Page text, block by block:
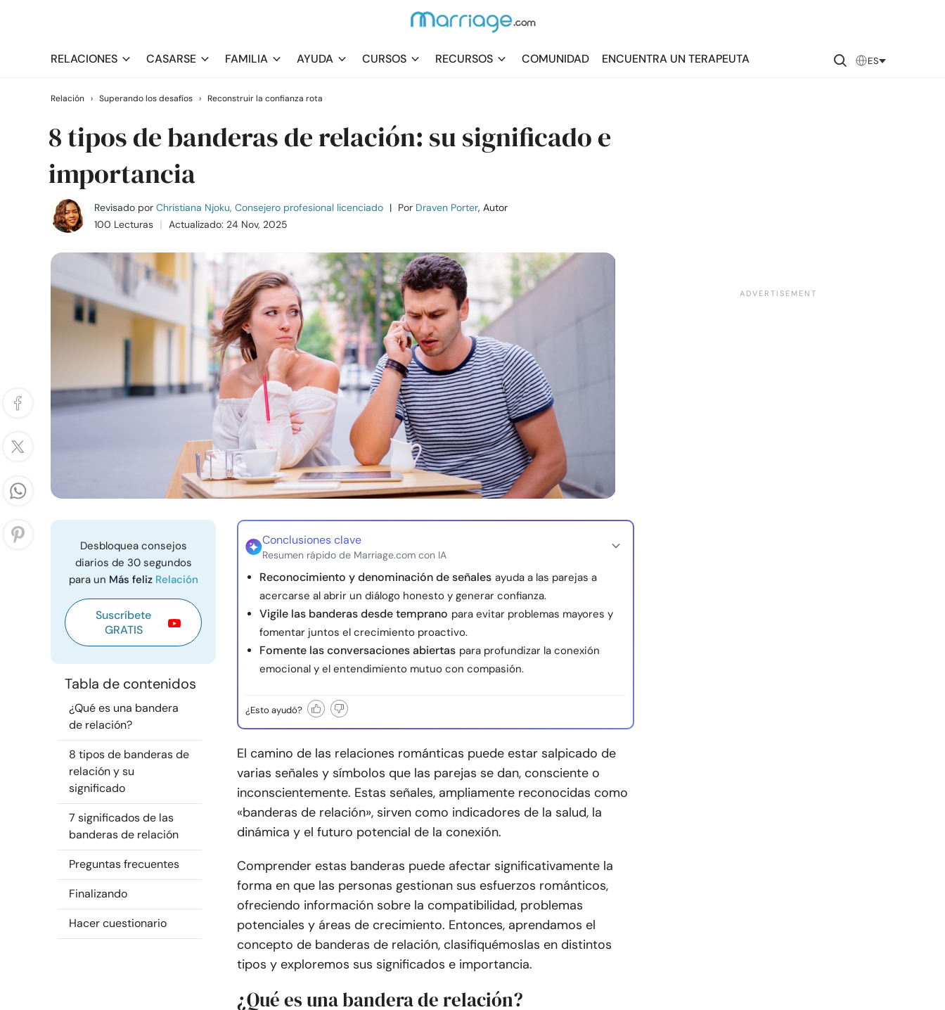
RELACIONES CASARSE FAMILIA AYUDA CURSOS RECURSOS COMUNIDAD ENCUENTRA UN TERAPEUTA ES
Relación › Superando los desafíos › Reconstruir la confianza rota
8 tipos de banderas de relación: su significado e
importancia
Revisado por Christiana Njoku, Consejero profesional licenciado | Por Draven Porter, Autor
100 Lecturas
Actualizado: 24 Nov, 2025
Desbloquea consejos
diarios de 30 segundos
para un Más feliz Relación
Suscríbete
GRATIS
Tabla de contenidos
¿Qué es una bandera
de relación?
8 tipos de banderas de
relación y su
significado
7 significados de las
banderas de relación
Preguntas frecuentes
Finalizando
Hacer cuestionario
Conclusiones clave
Resumen rápido de Marriage.com con IA
Reconocimiento y denominación de señales ayuda a las parejas a
acercarse al abrir un diálogo honesto y generar confianza.
Vigile las banderas desde temprano para evitar problemas mayores y
fomentar juntos el crecimiento proactivo.
Fomente las conversaciones abiertas para profundizar la conexión
emocional y el entendimiento mutuo con compasión.
¿Esto ayudó?
El camino de las relaciones románticas puede estar salpicado de
varias señales y símbolos que las parejas se dan, consciente o
inconscientemente. Estas señales, ampliamente reconocidas como
«banderas de relación», sirven como indicadores de la salud, la
dinámica y el futuro potencial de la conexión.
Comprender estas banderas puede afectar significativamente la
forma en que las personas gestionan sus esfuerzos románticos,
ofreciendo información sobre la compatibilidad, problemas
potenciales y áreas de crecimiento. Entonces, aprendamos el
concepto de banderas de relación, clasifiquémoslas en distintos
tipos y exploremos sus significados e importancia.
¿Qué es una bandera de relación?